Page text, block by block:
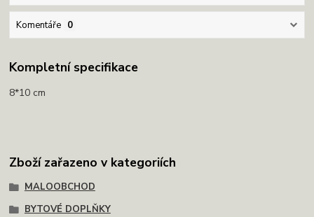
Komentáře 0
Kompletní specifikace
8*10 cm
Zboží zařazeno v kategoriích
MALOOBCHOD
BYTOVÉ DOPLŇKY